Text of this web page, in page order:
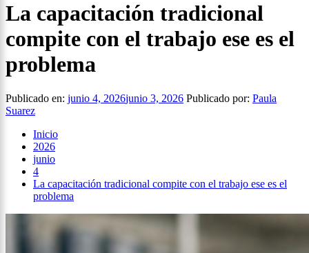
La capacitación tradicional
compite con el trabajo ese es el
problema
Publicado en: junio 4, 2026junio 3, 2026 Publicado por: Paula
Suarez
Inicio
2026
junio
4
La capacitación tradicional compite con el trabajo ese es el
problema